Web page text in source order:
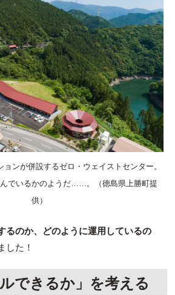
ンが併設するゼロ・ウェイストセンター。
んでいるかのようだ……。（徳島県上勝町提
供）
るのか、どのように運用しているの
した！
できるか」を考える